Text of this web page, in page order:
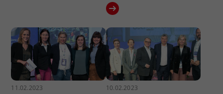
11.02.2023 10.02.2023